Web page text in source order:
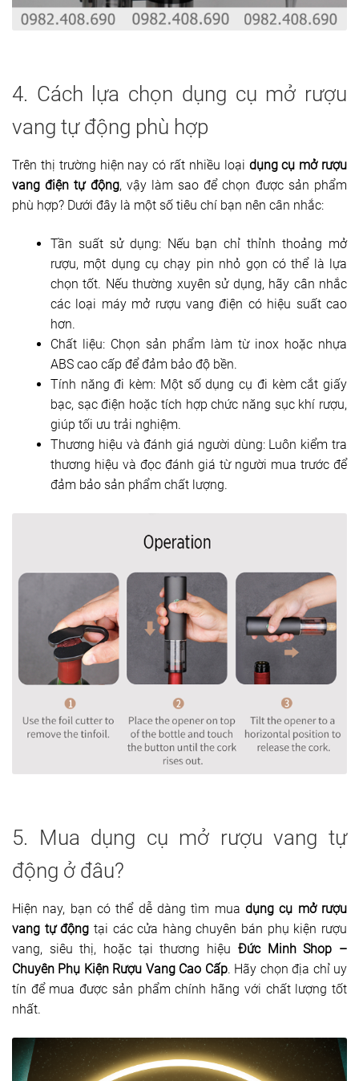
4. Cách lựa chọn dụng cụ mở rượu
vang tự động phù hợp
Trên thị trường hiện nay có rất nhiều loại dụng cụ mở rượu
vang điện tự động, vậy làm sao để chọn được sản phẩm
phù hợp? Dưới đây là một số tiêu chí bạn nên cân nhắc:
Tần suất sử dụng: Nếu bạn chỉ thỉnh thoảng mở
rượu, một dụng cụ chạy pin nhỏ gọn có thể là lựa
chọn tốt. Nếu thường xuyên sử dụng, hãy cân nhắc
các loại máy mở rượu vang điện có hiệu suất cao
hơn.
Chất liệu: Chọn sản phẩm làm từ inox hoặc nhựa
ABS cao cấp để đảm bảo độ bền.
Tính năng đi kèm: Một số dụng cụ đi kèm cắt giấy
bạc, sạc điện hoặc tích hợp chức năng sục khí rượu,
giúp tối ưu trải nghiệm.
Thương hiệu và đánh giá người dùng: Luôn kiểm tra
thương hiệu và đọc đánh giá từ người mua trước để
đảm bảo sản phẩm chất lượng.
5. Mua dụng cụ mở rượu vang tự
động ở đâu?
Hiện nay, bạn có thể dễ dàng tìm mua dụng cụ mở rượu
vang tự động tại các cửa hàng chuyên bán phụ kiện rượu
vang, siêu thị, hoặc tại thương hiệu Đức Minh Shop –
Chuyên Phụ Kiện Rượu Vang Cao Cấp. Hãy chọn địa chỉ uy
tín để mua được sản phẩm chính hãng với chất lượng tốt
nhất.